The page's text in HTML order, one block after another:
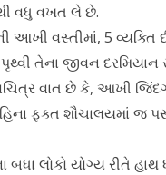
વધુ વખત લે છે.
આખી વસ્તીમાં, 5 વ્યક્તિ
તેના જીવન દરમિયાન
વાત છે કે, આખી
ફક્ત શૌચાલયમાં જ
બધા લોકો યોગ્ય રીતે